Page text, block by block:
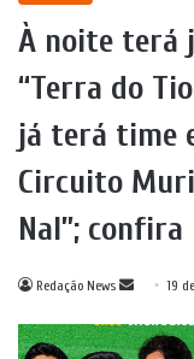
À noite terá
“Terra do
já terá time
Circuito
Nal”; confira
Redação News
Mande
e-
19